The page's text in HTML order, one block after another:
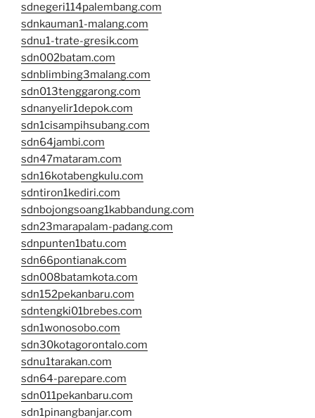
sdnegeri114palembang.com
sdnkauman1-malang.com
sdnu1-trate-gresik.com
sdn002batam.com
sdnblimbing3malang.com
sdn013tenggarong.com
sdnanyelir1depok.com
sdn1cisampihsubang.com
sdn64jambi.com
sdn47mataram.com
sdn16kotabengkulu.com
sdntiron1kediri.com
sdnbojongsoang1kabbandung.com
sdn23marapalam-padang.com
sdnpunten1batu.com
sdn66pontianak.com
sdn008batamkota.com
sdn152pekanbaru.com
sdntengki01brebes.com
sdn1wonosobo.com
sdn30kotagorontalo.com
sdnu1tarakan.com
sdn64-parepare.com
sdn011pekanbaru.com
sdn1pinangbanjar.com